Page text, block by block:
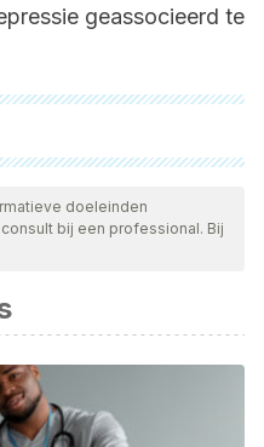
geassocieerd te
gecontroleerd door
actualiteit en
van dit artikel werd
Telómeros y telomerasas.
Biomédicas, 18(2), 121-129.
doeleinden
bij een professional. Bij